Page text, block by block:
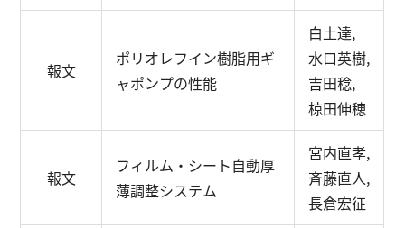
報文
ポリオレフイン樹脂用ギ
ャポンプの性能
白土達,
水口英樹,
吉田稔,
椋田伸穂
報文
フィルム・シート自動厚
薄調整システム
宮内直孝,
斉藤直人,
長倉宏征